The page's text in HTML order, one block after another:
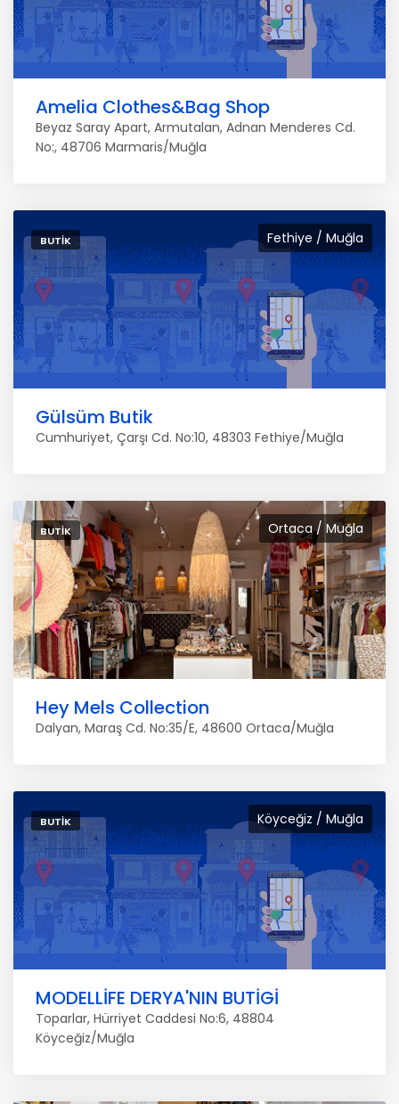
Amelia Clothes&Bag Shop
Beyaz Saray Apart, Armutalan, Adnan Menderes Cd.
No:, 48706 Marmaris/Muğla
Fethiye / Muğla
BUTIK
Gülsüm Butik
Cumhuriyet, Çarşı Cd. No:10, 48303 Fethiye/Muğla
Ortaca / Muğla
BUTIK
Hey Mels Collection
Dalyan, Maraş Cd. No:35/E, 48600 Ortaca/Muğla
Köyceğiz / Muğla
BUTIK
MODELLİFE DERYA'NIN BUTİGİ
Toparlar, Hürriyet Caddesi No:6, 48804
Köyceğiz/Muğla